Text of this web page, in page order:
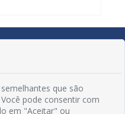
que são
pode consentir com
em "Aceitar" ou